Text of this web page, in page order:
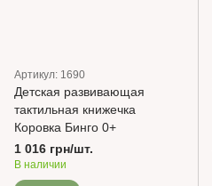
Артикул: 1690
Детская развивающая
тактильная книжечка
Коровка Бинго 0+
1 016 грн/шт.
В наличии